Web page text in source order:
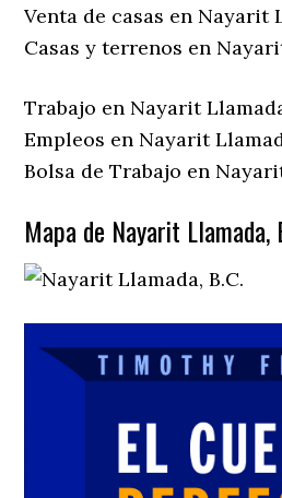
Venta de casas en Nayarit
Casas y terrenos en
Trabajo en Nayarit
Empleos en Nayarit
Bolsa de Trabajo en
Mapa de Nayarit Llamada,